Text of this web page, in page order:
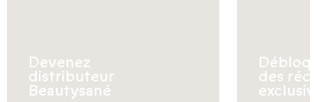
Devenez
distributeur
Beautysané
des